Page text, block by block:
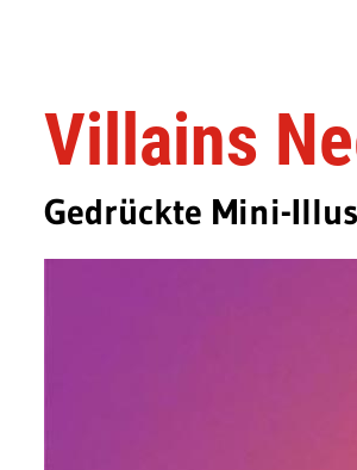
Villains
Gedrückte Mini-